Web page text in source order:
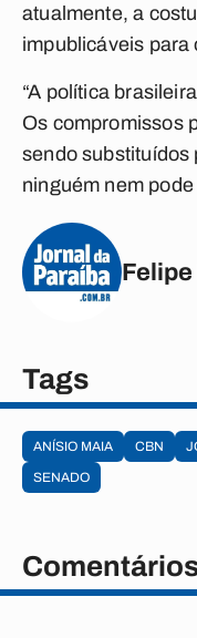
atualmente, a
impublicáveis para
“A política
Os compromissos
sendo substituídos
ninguém nem
Tags
ANÍSIO MAIA CBN
SENADO